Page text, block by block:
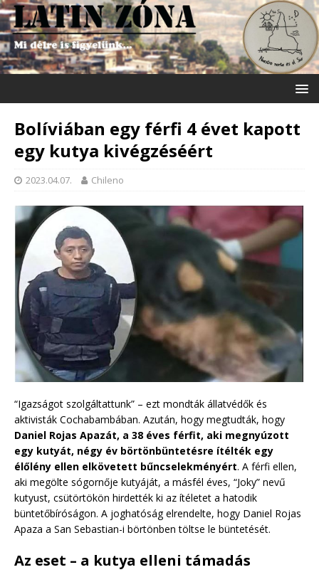
Bolíviában egy férfi 4 évet kapott
egy kutya kivégzéséért
2023.04.07. Chileno
“Igazságot szolgáltattunk” – ezt mondták állatvédők és
aktivisták Cochabambában. Azután, hogy megtudták, hogy
Daniel Rojas Apazát, a 38 éves férfit, aki megnyúzott
egy kutyát, négy év börtönbüntetésre ítélték egy
élőlény ellen elkövetett bűncselekményért. A férfi ellen,
aki megölte sógornője kutyáját, a másfél éves, “Joky” nevű
kutyust, csütörtökön hirdették ki az ítéletet a hatodik
büntetőbíróságon. A joghatóság elrendelte, hogy Daniel Rojas
Apaza a San Sebastian-i börtönben töltse le büntetését.
Az eset – a kutya elleni támadás